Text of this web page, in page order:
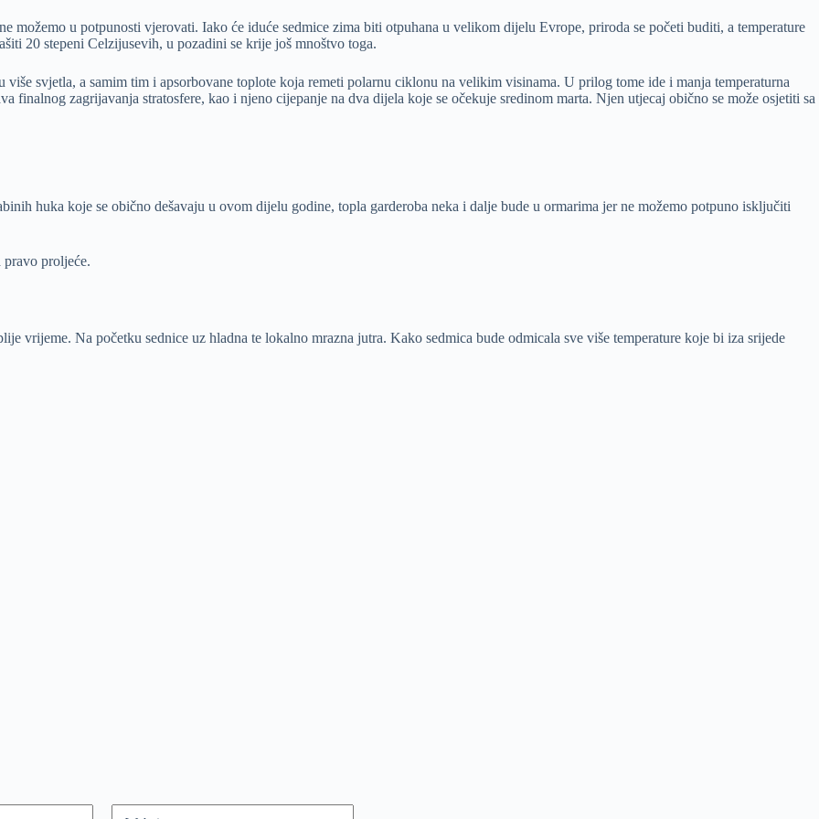
možemo u potpunosti vjerovati. Iako će iduće sedmice zima biti otpuhana u velikom dijelu Evrope, priroda se početi buditi, a temperature
20 stepeni Celzijusevih, u pozadini se krije još mnoštvo toga.
svjetla, a samim tim i apsorbovane toplote koja remeti polarnu ciklonu na velikim visinama. U prilog tome ide i manja temperaturna
finalnog zagrijavanja stratosfere, kao i njeno cijepanje na dva dijela koje se očekuje sredinom marta. Njen utjecaj obično se može osjetiti sa
huka koje se obično dešavaju u ovom dijelu godine, topla garderoba neka i dalje bude u ormarima jer ne možemo potpuno isključiti
proljeće.
vrijeme. Na početku sednice uz hladna te lokalno mrazna jutra. Kako sedmica bude odmicala sve više temperature koje bi iza srijede